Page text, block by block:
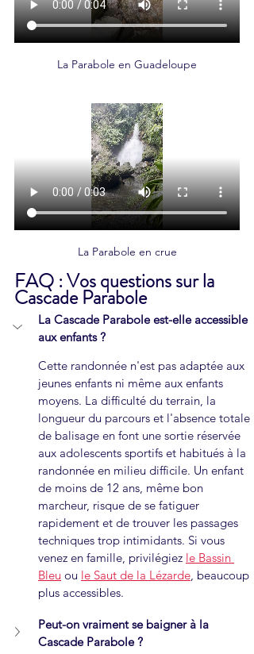
La Parabole en Guadeloupe
La Parabole en crue
FAQ : Vos questions sur la
Cascade Parabole
La Cascade Parabole est-elle accessible
aux enfants ?
Cette randonnée n'est pas adaptée aux
jeunes enfants ni même aux enfants
moyens. La difficulté du terrain, la
longueur du parcours et l'absence totale
de balisage en font une sortie réservée
aux adolescents sportifs et habitués à la
randonnée en milieu difficile. Un enfant
de moins de 12 ans, même bon
marcheur, risque de se fatiguer
rapidement et de trouver les passages
techniques trop intimidants. Si vous
venez en famille, privilégiez le Bassin
Bleu ou le Saut de la Lézarde, beaucoup
plus accessibles.
Peut-on vraiment se baigner à la
Cascade Parabole ?